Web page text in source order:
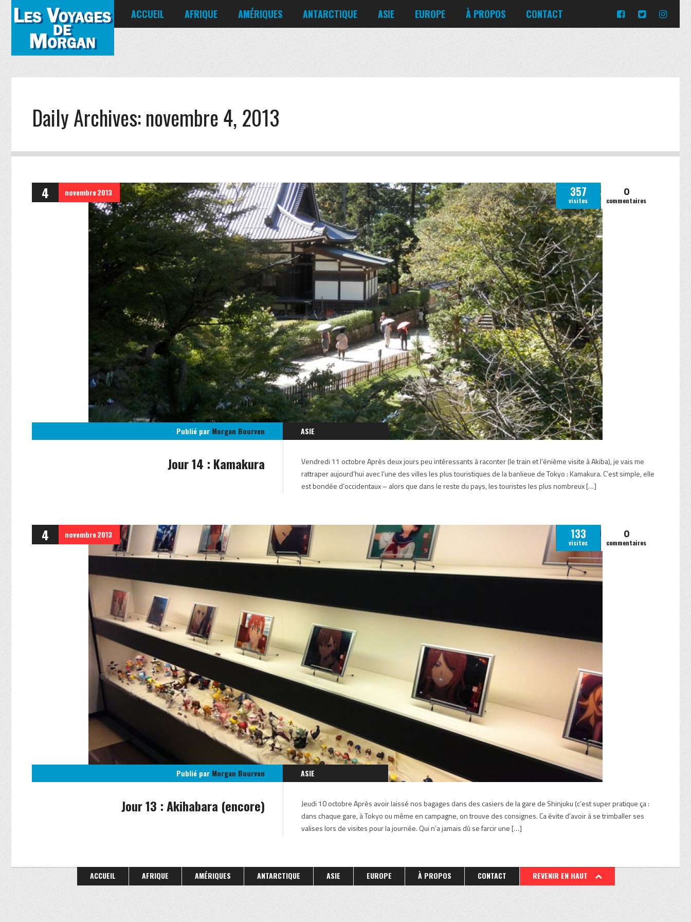
ACCUEIL AFRIQUE
Égypte
Kenya
AMÉRIQUES
Canada
Chili
États-Unis
Mexique
Nicaragua
ANTARCTIQUE ASIE
Bahreïn
Bangladesh
Corée du Sud
Emirats Arabes Unis
Japon
EUROPE
Allemagne
Biélorussie
Islande
Italie
Lituanie
Portugal
Ukraine
République tchèque
À PROPOS CONTACT
Turquie
Irlande
Moldavie
Norvège
Pologne
Russie
Slovaquie
Slovénie
Daily Archives:novembre 4, 2013
4 novembre2013 357
visites
0
commentaires
Publié par Morgan Bourven
ASIE
JAPON OCTOBRE 2013
Jour 14 : Kamakura
Vendredi 11 octobre Après deux jours peu intéressants à raconter (le train et l’énième visite à Akiba), je vais me
rattraper aujourd’hui avec l’une des villes les plus touristiques de la banlieue de Tokyo : Kamakura. C’est simple, elle
est bondée d’occidentaux – alors que dans le reste du pays, les touristes les plus nombreux […]
4 novembre2013 133
visites
0
commentaires
Publié par Morgan Bourven
ASIE
JAPON OCTOBRE 2013
Jour 13 : Akihabara (encore)
Jeudi 10 octobre Après avoir laissé nos bagages dans des casiers de la gare de Shinjuku (c’est super pratique ça :
dans chaque gare, à Tokyo ou même en campagne, on trouve des consignes. Ca évite d’avoir à se trimballer ses
valises lors de visites pour la journée. Qui n’a jamais dû se farcir une […]
ACCUEIL AFRIQUE AMÉRIQUES ANTARCTIQUE ASIE EUROPE À PROPOS CONTACT REVENIR EN HAUT